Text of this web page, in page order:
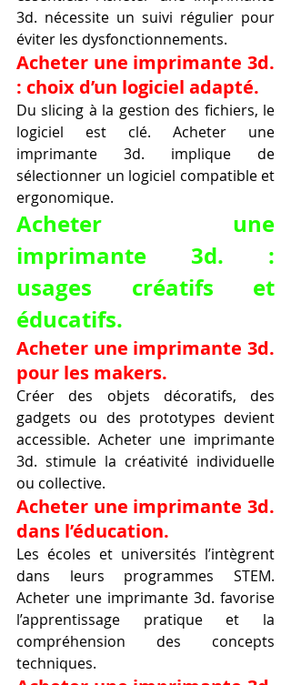
3d. nécessite un suivi régulier pour
éviter les dysfonctionnements.
Acheter une imprimante 3d.
: choix d’un logiciel adapté.
Du slicing à la gestion des fichiers, le
logiciel est clé. Acheter une
imprimante 3d. implique de
sélectionner un logiciel compatible et
ergonomique.
Acheter une
imprimante 3d. :
usages créatifs et
éducatifs.
Acheter une imprimante 3d.
pour les makers.
Créer des objets décoratifs, des
gadgets ou des prototypes devient
accessible. Acheter une imprimante
3d. stimule la créativité individuelle
ou collective.
Acheter une imprimante 3d.
dans l’éducation.
Les écoles et universités l’intègrent
dans leurs programmes STEM.
Acheter une imprimante 3d. favorise
l’apprentissage pratique et la
compréhension des concepts
techniques.